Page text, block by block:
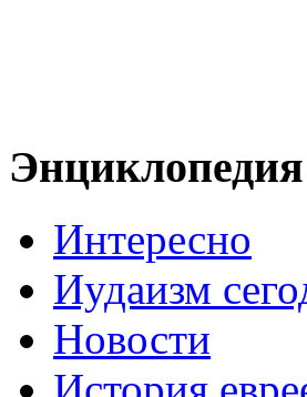
Интересно
Иудаизм
Новости